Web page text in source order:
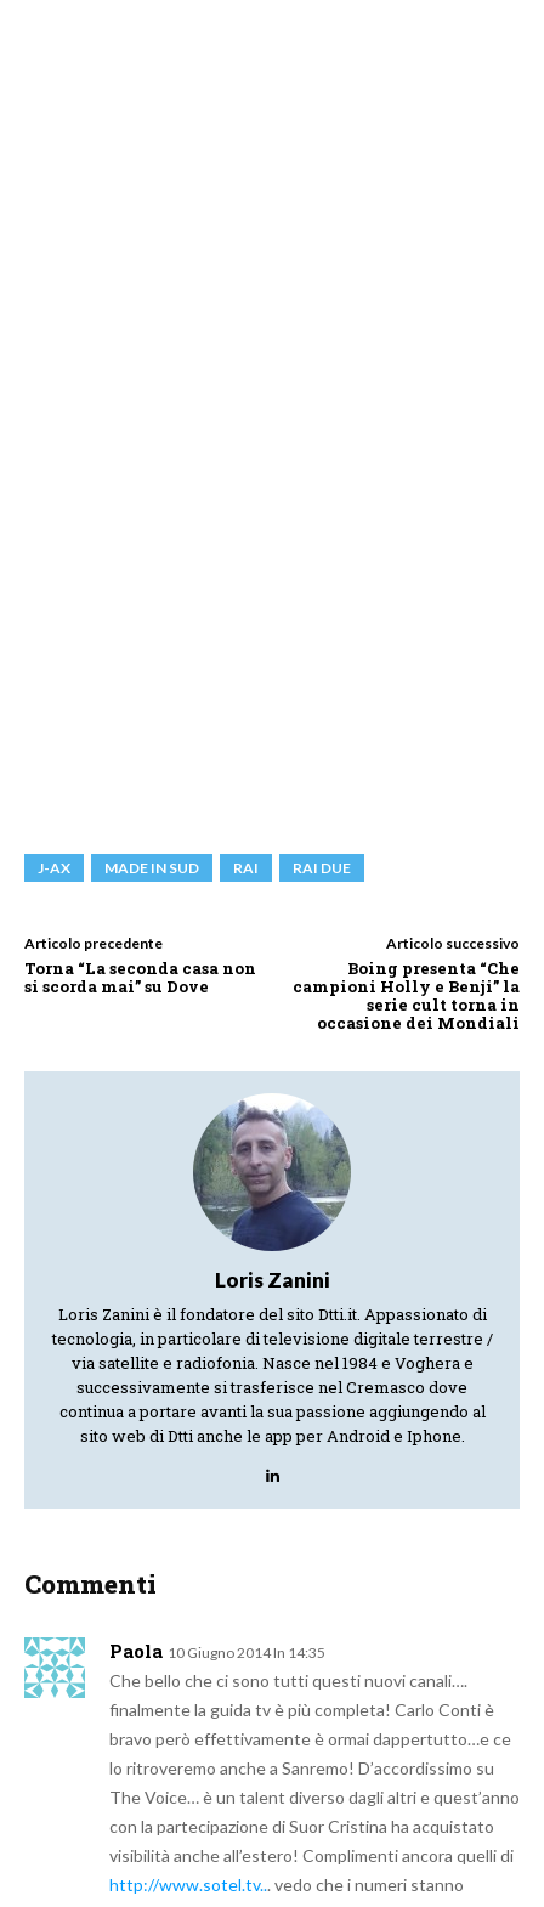
J-AX MADE IN SUD RAI RAI DUE
Articolo precedente
Torna “La seconda casa non
si scorda mai” su Dove
Articolo successivo
Boing presenta “Che
campioni Holly e Benji” la
serie cult torna in
occasione dei Mondiali
Loris Zanini
Loris Zanini è il fondatore del sito Dtti.it. Appassionato di
tecnologia, in particolare di televisione digitale terrestre /
via satellite e radiofonia. Nasce nel 1984 e Voghera e
successivamente si trasferisce nel Cremasco dove
continua a portare avanti la sua passione aggiungendo al
sito web di Dtti anche le app per Android e Iphone.
Commenti
Paola 10 Giugno 2014 In 14:35
Che bello che ci sono tutti questi nuovi canali….
finalmente la guida tv è più completa! Carlo Conti è
bravo però effettivamente è ormai dappertutto…e ce
lo ritroveremo anche a Sanremo! D’accordissimo su
The Voice… è un talent diverso dagli altri e quest’anno
con la partecipazione di Suor Cristina ha acquistato
visibilità anche all’estero! Complimenti ancora quelli di
http://www.sotel.tv... vedo che i numeri stanno